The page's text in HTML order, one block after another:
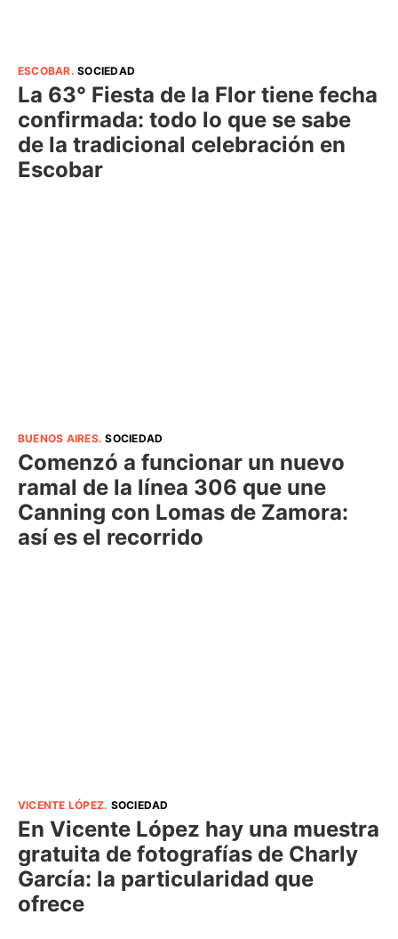
ESCOBAR.SOCIEDAD
La 63° Fiesta de la Flor tiene fecha
confirmada: todo lo que se sabe
de la tradicional celebración en
Escobar
BUENOS AIRES.SOCIEDAD
Comenzó a funcionar un nuevo
ramal de la línea 306 que une
Canning con Lomas de Zamora:
así es el recorrido
VICENTE LÓPEZ. SOCIEDAD
En Vicente López hay una muestra
gratuita de fotografías de Charly
García: la particularidad que
ofrece